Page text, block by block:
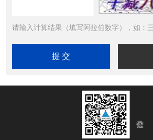
请输入计算结果（填写阿拉伯数字），如：